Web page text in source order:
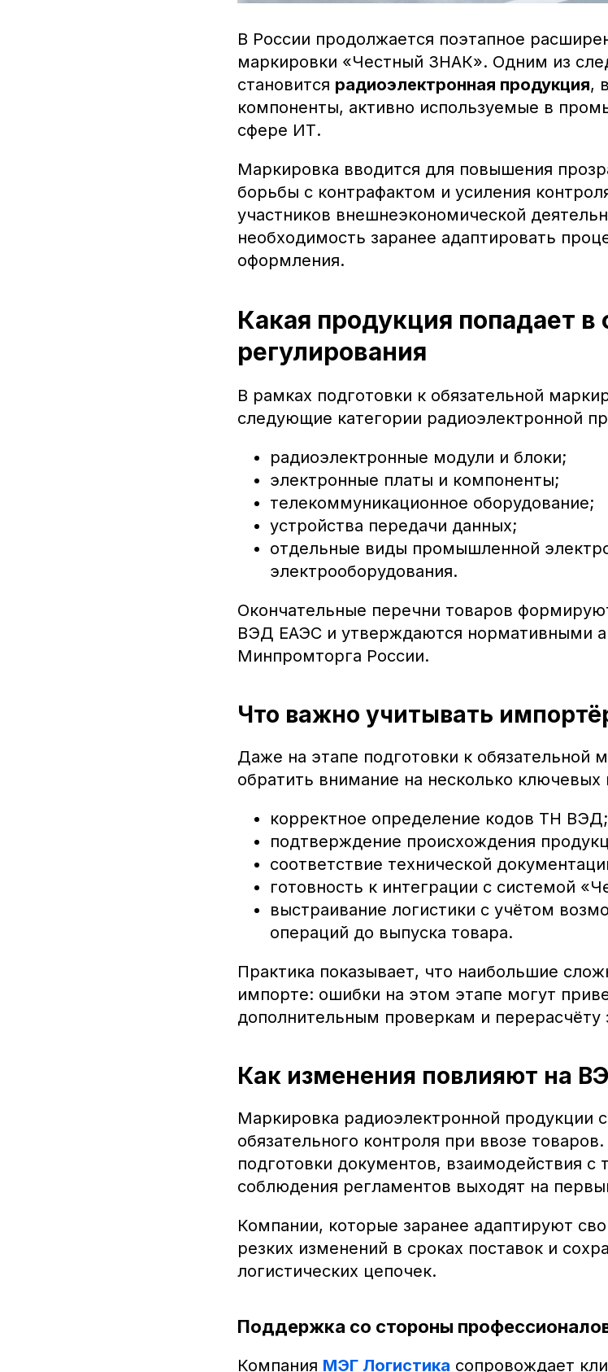
В России продолжается поэтапное
маркировки «Честный ЗНАК». Одним из
становится радиоэлектронная продукция,
компоненты, активно используемые в
сфере ИТ.
Маркировка вводится для повышения
борьбы с контрафактом и усиления
участников внешнеэкономической
необходимость заранее адаптировать
оформления.
Какая продукция попадает в
регулирования
В рамках подготовки к обязательной
следующие категории радиоэлектронной
радиоэлектронные модули и блоки;
электронные платы и компоненты;
телекоммуникационное оборудование;
устройства передачи данных;
отдельные виды промышленной
электрооборудования.
Окончательные перечни товаров
ВЭД ЕАЭС и утверждаются нормативными
Минпромторга России.
Что важно учитывать
Даже на этапе подготовки к обязательной
обратить внимание на несколько
корректное определение кодов ТН ВЭД;
подтверждение происхождения
соответствие технической
готовность к интеграции с системой
выстраивание логистики с учётом
операций до выпуска товара.
Практика показывает, что наибольшие
импорте: ошибки на этом этапе могут
дополнительным проверкам и перерасчёту
Как изменения повлияют на
Маркировка радиоэлектронной продукции
обязательного контроля при ввозе
подготовки документов, взаимодействия
соблюдения регламентов выходят на
Компании, которые заранее адаптируют
резких изменений в сроках поставок и
логистических цепочек.
Поддержка со стороны
Компания МЭГ Логистика сопровождает